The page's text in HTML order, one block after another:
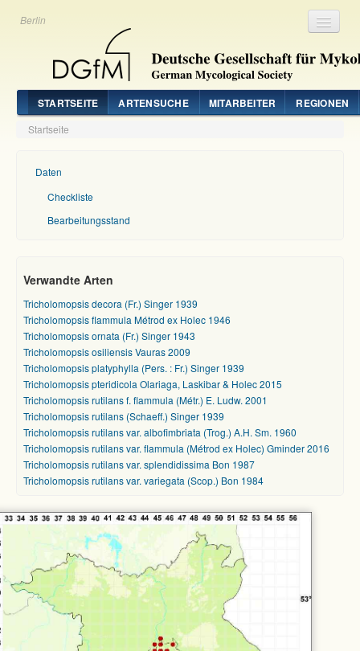
Berlin
STARTSEITE ARTENSUCHE MITARBEITER REGIONEN
Startseite
Daten
Checkliste
Bearbeitungsstand
Verwandte Arten
Tricholomopsis decora (Fr.) Singer 1939
Tricholomopsis flammula Métrod ex Holec 1946
Tricholomopsis ornata (Fr.) Singer 1943
Tricholomopsis osiliensis Vauras 2009
Tricholomopsis platyphylla (Pers. : Fr.) Singer 1939
Tricholomopsis pteridicola Olariaga, Laskibar & Holec 2015
Tricholomopsis rutilans f. flammula (Métr.) E. Ludw. 2001
Tricholomopsis rutilans (Schaeff.) Singer 1939
Tricholomopsis rutilans var. albofimbriata (Trog.) A.H. Sm. 1960
Tricholomopsis rutilans var. flammula (Métrod ex Holec) Gminder 2016
Tricholomopsis rutilans var. splendidissima Bon 1987
Tricholomopsis rutilans var. variegata (Scop.) Bon 1984